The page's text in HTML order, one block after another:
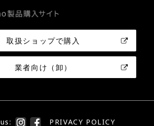
取扱ショップで購入
業者向け（卸）
PRIVACY POLICY